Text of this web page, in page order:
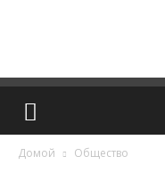
Домой Общество